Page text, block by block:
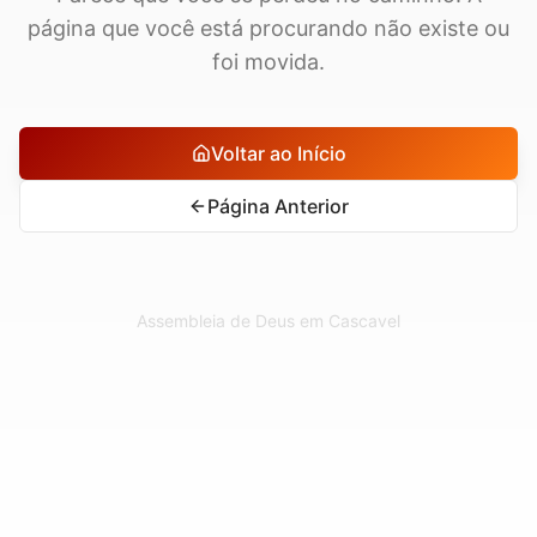
página que você está procurando não existe ou
foi movida.
Voltar ao Início
Página Anterior
Assembleia de Deus em Cascavel